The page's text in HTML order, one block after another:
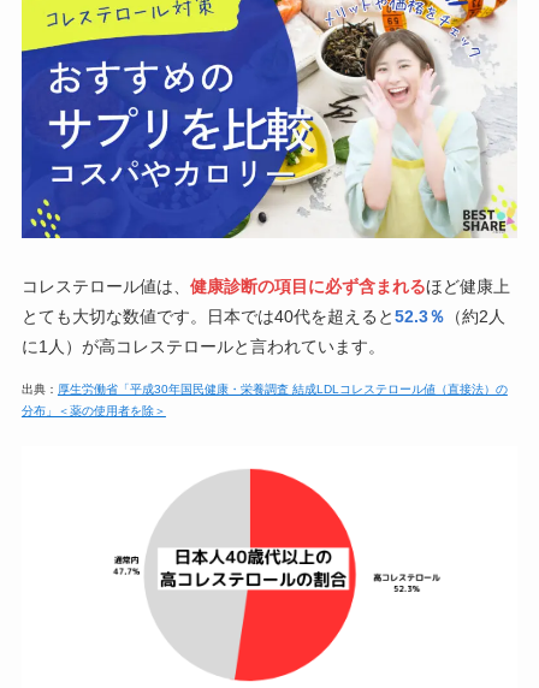
コレステロール値は、 健康診断の項目に必ず含まれるほど健康上
とても大切な数値です。日本では40代を超えると52.3％ （約2人
に1人）が高コレステロールと言われています。
出典： 厚生労働省「平成30年国民健康・栄養調査 結成LDLコレステロール値（直接法）の
分布」＜薬の使用者を除＞